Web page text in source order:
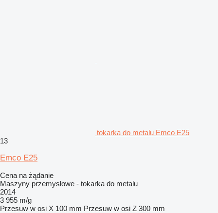
tokarka do metalu Emco E25
13
Emco E25
Cena na żądanie
Maszyny przemysłowe - tokarka do metalu
2014
3 955 m/g
Przesuw w osi X 100 mm Przesuw w osi Z 300 mm